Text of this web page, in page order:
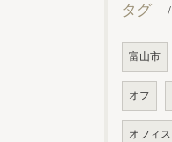
タグ
富山市
オフ
オフィス